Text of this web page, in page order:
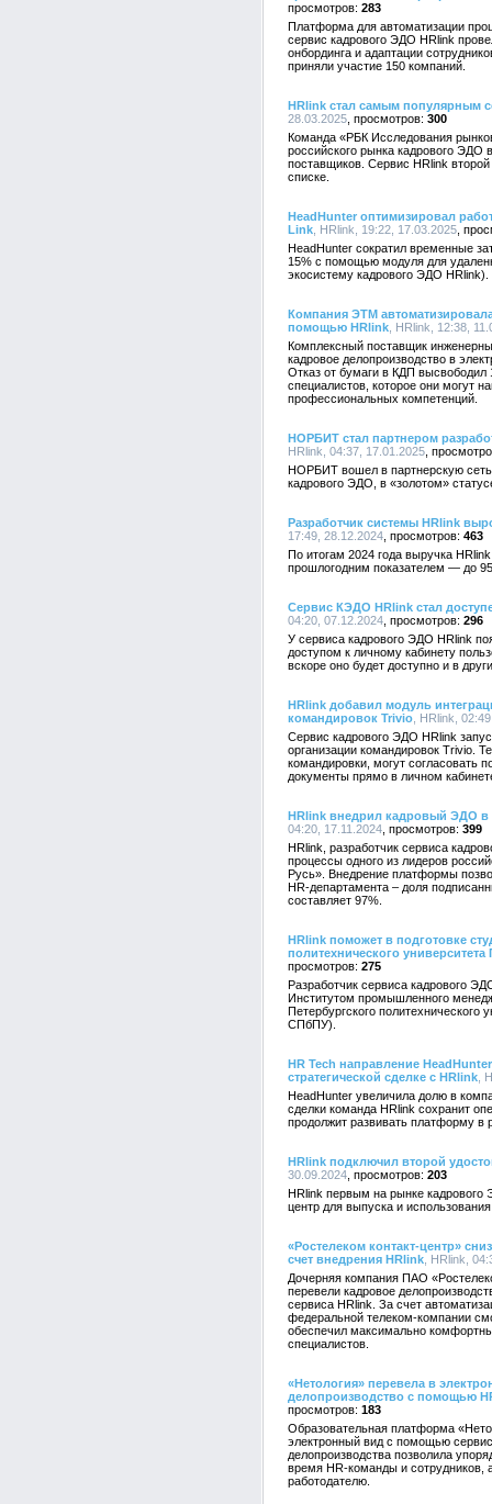
283
Платформа для автоматизации
сервис кадрового ЭДО HRlink
онбординга и адаптации
приняли участие 150 компаний.
HRlink стал самым популярным
28.03.2025
300
Команда «РБК Исследования
российского рынка кадрового ЭДО
поставщиков. Сервис HRlink
списке.
HeadHunter оптимизировал
Link , HRlink, 19:22, 17.03.2025
HeadHunter сократил временные
15% с помощью модуля для
экосистему кадрового ЭДО HRlink).
Компания ЭТМ
помощью HRlink , HRlink, 12:38,
Комплексный поставщик
кадровое делопроизводство в
Отказ от бумаги в КДП высвободил
специалистов, которое они могут
профессиональных компетенций.
НОРБИТ стал партнером
HRlink, 04:37, 17.01.2025
НОРБИТ вошел в партнерскую сеть
кадрового ЭДО, в «золотом»
Разработчик системы HRlink
17:49, 28.12.2024
463
По итогам 2024 года выручка
прошлогодним показателем — до
Сервис КЭДО HRlink стал
04:20, 07.12.2024
296
У сервиса кадрового ЭДО HRlink
доступом к личному кабинету
вскоре оно будет доступно и в
HRlink добавил модуль
командировок Trivio , HRlink,
Сервис кадрового ЭДО HRlink
организации командировок Trivio.
командировки, могут согласовать
документы прямо в личном
HRlink внедрил кадровый ЭДО
04:20, 17.11.2024
399
HRlink, разработчик сервиса
процессы одного из лидеров
Русь». Внедрение платформы
HR-департамента – доля
составляет 97%.
HRlink поможет в подготовке
политехнического университета
275
Разработчик сервиса кадрового
Институтом промышленного
Петербургского
СПбПУ).
HR Tech направление
стратегической сделке с HRlink ,
HeadHunter увеличила долю в
сделки команда HRlink сохранит
продолжит развивать платформу в
HRlink подключил второй
30.09.2024
203
HRlink первым на рынке
центр для выпуска и
«Ростелеком контакт-центр»
счет внедрения HRlink , HRlink,
Дочерняя компания ПАО
перевели кадровое
сервиса HRlink. За счет
федеральной телеком-компании
обеспечил максимально
специалистов.
«Нетология» перевела в
делопроизводство с помощью
183
Образовательная платформа
электронный вид с помощью
делопроизводства позволила
время HR-команды и сотрудников,
работодателю.